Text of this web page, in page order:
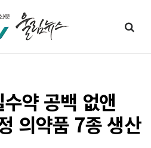
약 공백 없앤
의약품 7종 생산